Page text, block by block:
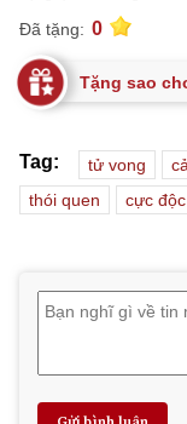
Đã tặng: 0
Tặng sao
Tag: tử vong
thói quen
cực độc